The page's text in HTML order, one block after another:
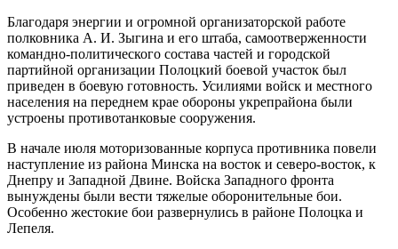
Благодаря энергии и огромной организаторской работе
полковника А. И. Зыгина и его штаба, самоотверженности
командно-политического состава частей и городской
партийной организации Полоцкий боевой участок был
приведен в боевую готовность. Усилиями войск и местного
населения на переднем крае обороны укрепрайона были
устроены противотанковые сооружения.
В начале июля моторизованные корпуса противника повели
наступление из района Минска на восток и северо-восток, к
Днепру и Западной Двине. Войска Западного фронта
вынуждены были вести тяжелые оборонительные бои.
Особенно жестокие бои развернулись в районе Полоцка и
Лепеля.